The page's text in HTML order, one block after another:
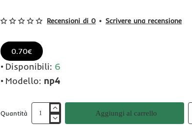
Recensioni di 0 • Scrivere una recensione
0.70€
Disponibili: 6
Modello: np4
Quantità Aggiungi al carrello